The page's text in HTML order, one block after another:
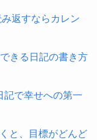
返すならカレン
きる日記の書き方
で幸せへの第一
と、目標がどんど